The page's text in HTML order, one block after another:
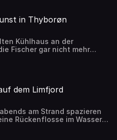
des Bieres zu begleiten.
Anfang November an, bei
zum Genuss freigegeben
in Thyborøn
Kühlhaus an der
Fischer gar nicht mehr
Kunstraum - und zwar für
Marie Nielsen ist eine der
Einblick in ihre
dem vergänglichen
dem Limfjord
am Strand spazieren
Rückenflosse im Wasser
nette Dänin meinte am
sicher ein Schweinswal war.